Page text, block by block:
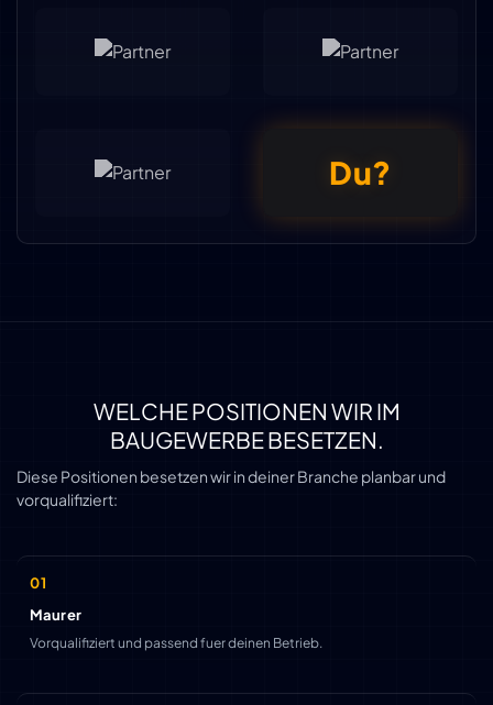
Du?
WELCHE POSITIONEN WIR IM
BAUGEWERBE BESETZEN.
Diese Positionen besetzen wir in deiner Branche planbar und
vorqualifiziert:
Maurer
Vorqualifiziert und passend fuer deinen Betrieb.